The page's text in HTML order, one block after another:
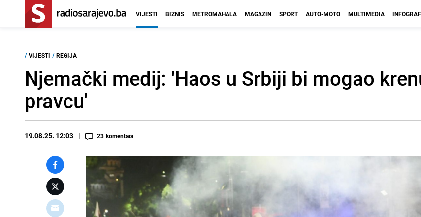
VIJESTI BIZNIS METROMAHALA MAGAZIN SPORT AUTO-MOTO MULTIMEDIA
/ VIJESTI / REGIJA
Njemački medij: 'Haos u Srbiji bi mogao
pravcu'
19.08.25. 12:03 23 komentara